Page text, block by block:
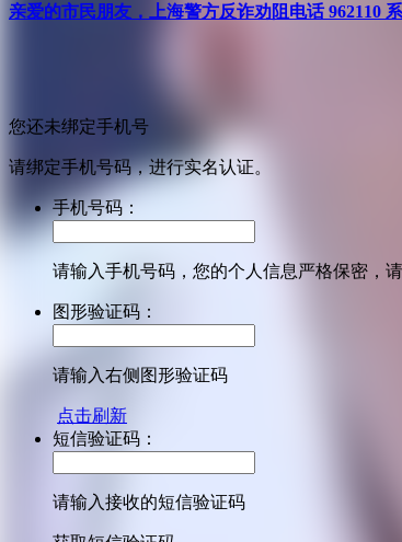
亲爱的市民朋友，上海警方反诈劝阻电话 962110
您还未绑定手机号
请绑定手机号码，进行实名认证。
手机号码：
请输入手机号码，您的个人信息严格保密，
图形验证码：
请输入右侧图形验证码
点击刷新
短信验证码：
请输入接收的短信验证码